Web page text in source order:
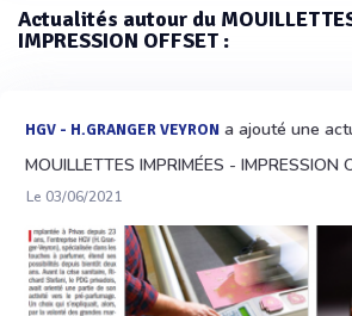
Actualités autour du
IMPRESSION OFFSET :
HGV - H.GRANGER VEYRON a ajouté une
MOUILLETTES IMPRIMÉES - IMPRESSION
Le 03/06/2021